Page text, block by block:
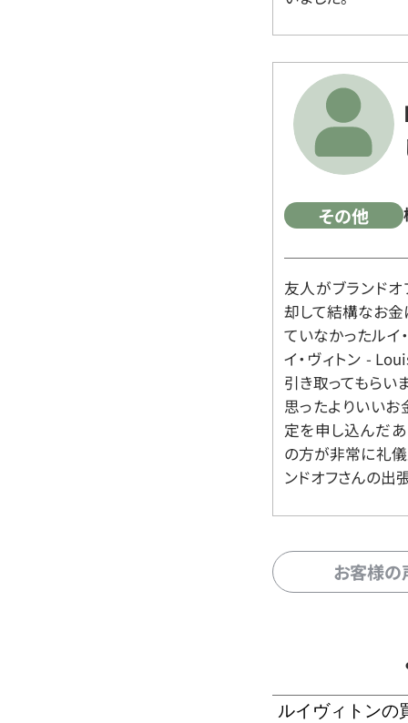
その他
友人がブランド
却して結構なお金
ていなかったルイ
イ・ヴィトン -
引き取ってもらい
思ったよりいいお
定を申し込んだ
の方が非常に礼儀
ンドオフさんの出
お客様
ルイヴィトンの